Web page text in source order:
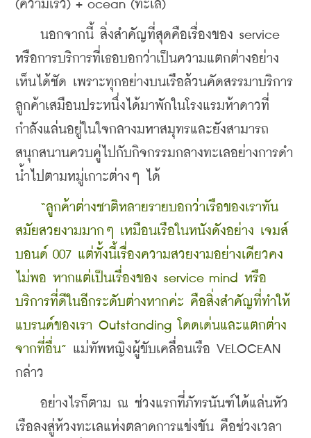
(ความเร็ว) + ocean (ทะเล)
นอกจากนี้ สิ่งสำคัญที่สุดคือเรื่องของ service
หรือการบริการที่เธอบอกว่าเป็นความแตกต่างอย่าง
เห็นได้ชัด เพราะทุกอย่างบนเรือล้วนคัดสรรมาบริการ
ลูกค้าเสมือนประหนึ่งได้มาพักในโรงแรมห้าดาวที่
กำลังแล่นอยู่ในใจกลางมหาสมุทรและยังสามารถ
สนุกสนานควบคู่ไปกับกิจกรรมกลางทะเลอย่างการดำ
น้ำไปตามหมู่เกาะต่างๆ ได้
“ลูกค้าต่างชาติหลายรายบอกว่าเรือของเราทัน
สมัยสวยงามมากๆ เหมือนเรือในหนังดังอย่าง เจมส์
บอนด์ 007 แต่ทั้งนี้เรื่องความสวยงามอย่างเดียวคง
ไม่พอ หากแต่เป็นเรื่องของ service mind หรือ
บริการที่ดีในอีกระดับต่างหากค่ะ คือสิ่งสำคัญที่ทำให้
แบรนด์ของเรา Outstanding โดดเด่นและแตกต่าง
จากที่อื่น” แม่ทัพหญิงผู้ขับเคลื่อนเรือ VELOCEAN
กล่าว
อย่างไรก็ตาม ณ ช่วงแรกที่ภัทรนันฑ์ได้แล่นหัว
เรือลงสู่ห้วงทะเลแห่งตลาดการแข่งขัน คือช่วงเวลา